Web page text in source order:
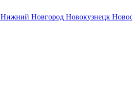
Нижний Новгород Новокузнецк